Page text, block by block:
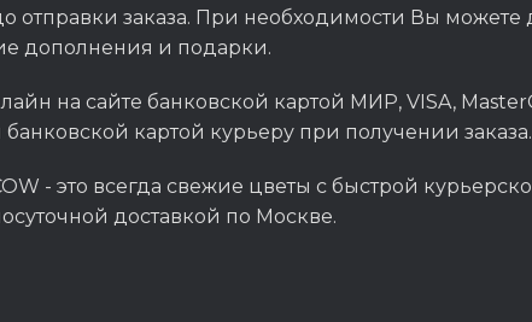
отправки заказа. При необходимости Вы можете
дополнения и подарки.
на сайте банковской картой МИР, VISA,
картой курьеру при получении заказа.
- это всегда свежие цветы с быстрой
доставкой по Москве.